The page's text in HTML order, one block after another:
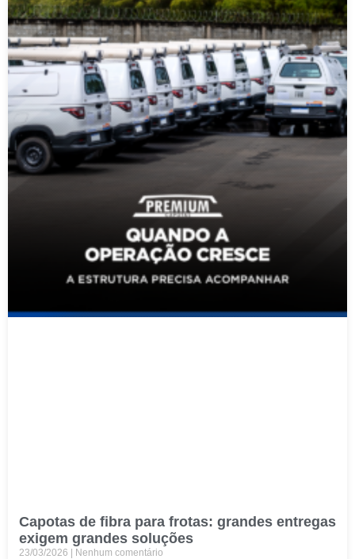
Capotas de fibra para frotas: grandes entregas
exigem grandes soluções
23/03/2026 Nenhum comentário